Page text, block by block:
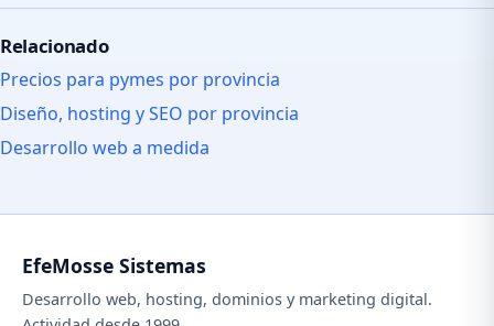
Relacionado
Precios para pymes por provincia
Diseño, hosting y SEO por provincia
Desarrollo web a medida
EfeMosse Sistemas
Desarrollo web, hosting, dominios y marketing digital.